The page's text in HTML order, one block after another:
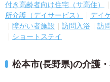
付き高齢者向け住宅（サ高住）
所介護（デイサービス）
デイ
障がい者施設
訪問入浴 訪
ショートステイ
松本市(長野県)の介護